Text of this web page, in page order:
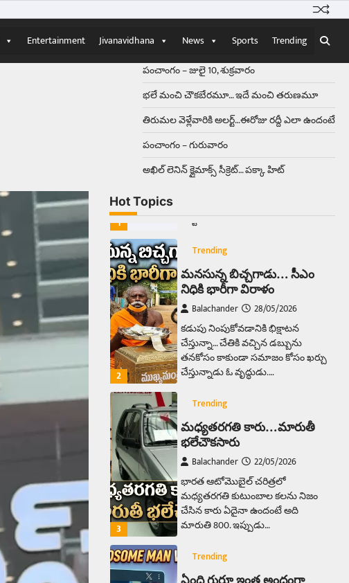
Entertainment Jivanavidhana News Sports Trending
పంచాంగం – జులై 10, శుక్రవారం
భలే మంచి చౌకబేరమూ… ఇదే మంచి తరుణమూ
తిరుమల వెళ్లేవారికి అలర్ట్‌…ఈరోజు రద్దీ ఎలా ఉందంటే
పంచాంగం – గురువారం
అఖిల్‌ లెనిన్ క్లైమాక్స్‌ సీక్రెట్‌… పక్కా హిట్‌
Hot Topics
Balachander 13/06/2026
ఆదివారం వచ్చిందంటే చాలు
సామాన్యుడి నుండి సాఫ్ట్‌వేర్ ఉద్యోగి
‘బట్టలు ఉతకడం’. వారం…
2
Trending
మనసున్న బిచ్చగాడు… సీఎం
నిధికి భారీగా విరాళం
Balachander
28/05/2026
కడుపు నింపుకోవడానికి భిక్షాటన
చేస్తున్నాడు ఓ వృద్ధుడు.…
3
Trending
మధ్యతరగతి కారు…మారుతీ
భలేచౌకసారు
Balachander
22/05/2026
భారత ఆటోమొబైల్ చరిత్రలో
మధ్యతరగతి కుటుంబాల కలను నిజం
చేసిన కారు ఏదైనా ఉందంటే అది
మారుతి 800. ఇప్పుడు…
4
Trending
ఏంది గురూ ఇంత అందంగా
ఉన్నాడు…అమ్మాయిలే కాదు
అబ్బాయిలు సైతం
Balachander
15/04/2026
అందమైన అమ్మాయిని పుత్తడి బొమ్మఅని
లేదా బాపూ బోమ్మ అని పిలుస్తాం.
స్పెయిన్‌ అమ్మాయిలు చాలా అందంగా
Trending